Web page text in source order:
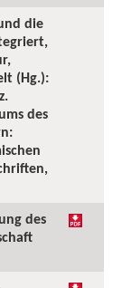
die
(Hg.):
des
des